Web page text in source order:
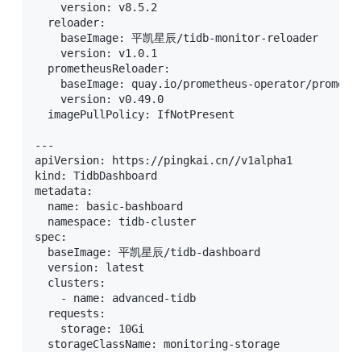
    version: v8.5.2
  reloader:
    baseImage: 平凯星辰/tidb-monitor-reloader
    version: v1.0.1
  prometheusReloader:
baseImage: quay.io/prometheus-operator/
    version: v0.49.0
  imagePullPolicy: IfNotPresent
---
apiVersion: https://pingkai.cn//v1alpha1
kind: TidbDashboard
metadata:
  name: basic-bashboard
  namespace: tidb-cluster
spec:
  baseImage: 平凯星辰/tidb-dashboard
  version: latest
  clusters:
    - name: advanced-tidb
  requests:
    storage: 10Gi
  storageClassName: monitoring-storage